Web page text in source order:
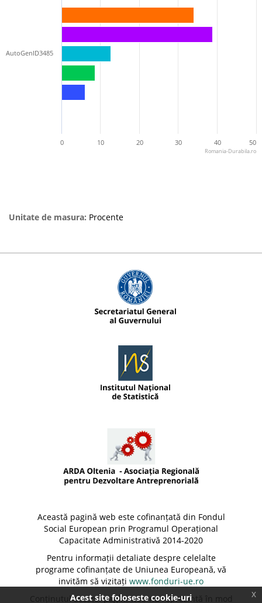
AutoGenID3485
0 10 20 30 40 50
Romania-Durabila.ro
Unitate de masura: Procente
Această pagină web este cofinanțată din Fondul
Social European prin Programul Operațional
Capacitate Administrativă 2014-2020
Pentru informații detaliate despre celelalte
programe cofinanțate de Uniunea Europeană, vă
invităm să vizitați www.fonduri-ue.ro
Conținutul acestei pagini web nu reprezintă în mod
Acest site foloseste cookie-uri x